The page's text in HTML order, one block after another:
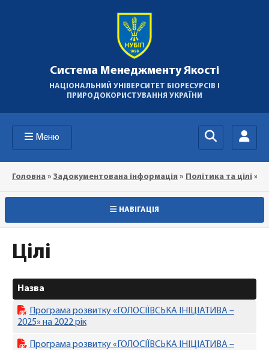
Система Менеджменту Якості
НАЦІОНАЛЬНИЙ УНІВЕРСИТЕТ БІОРЕСУРСІВ І
ПРИРОДОКОРИСТУВАННЯ УКРАЇНИ
Меню
Головна » Задокументована інформація » Політика та цілі »
НАВІГАЦІЯ
Цілі
Назва
Програма розвитку «ГОЛОСІЇВСЬКА ІНІЦІАТИВА –
2025» на 2022 рік
Програма розвитку «ГОЛОСІЇВСЬКА ІНІЦІАТИВА –